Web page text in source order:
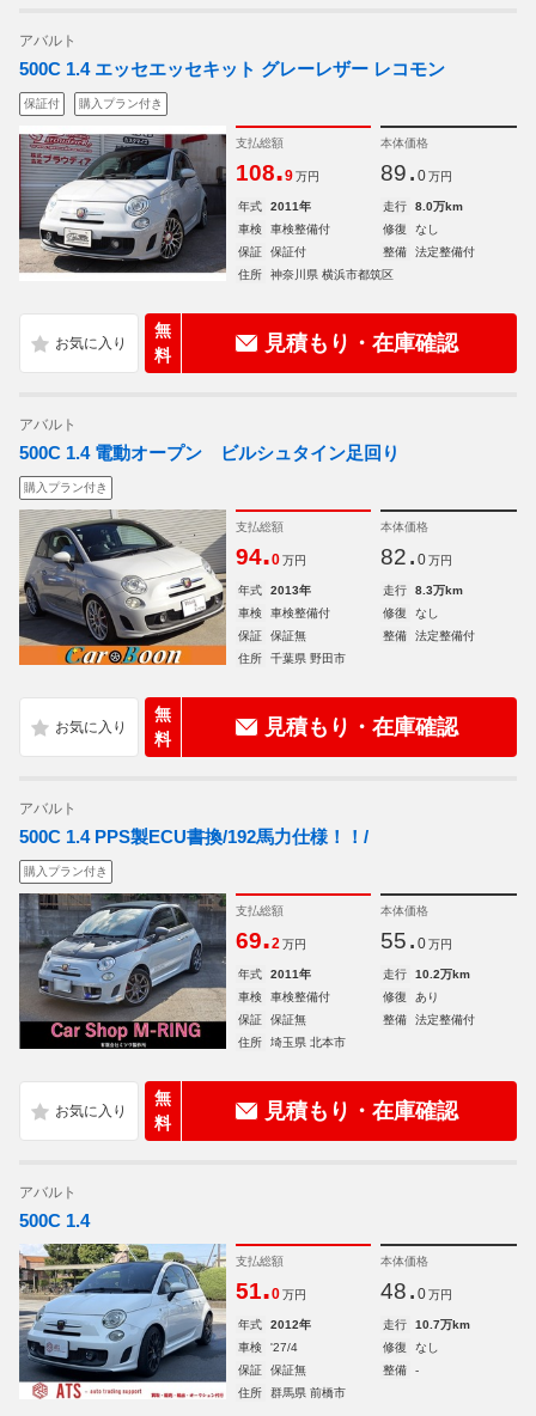
アバルト
500C 1.4 エッセエッセキット グレーレザー レコモン
保証付 購入プラン付き
支払総額
108.9 万円
本体価格
89. 0 万円
年式 2011年 走行
8.0万km
車検
車検整備付 修復
なし
保証
保証付 整備
法定整備付
住所
神奈川県 横浜市都筑区
無
料
見積もり・在庫確認
アバルト
500C 1.4 電動オープン ビルシュタイン足回り
購入プラン付き
支払総額
94.0 万円
本体価格
82. 0 万円
年式 2013年 走行
8.3万km
車検
車検整備付 修復
なし
保証
保証無 整備
法定整備付
住所
千葉県 野田市
無
料
見積もり・在庫確認
アバルト
500C 1.4 PPS製ECU書換/192馬力仕様！！/
購入プラン付き
支払総額
69.2 万円
本体価格
55. 0 万円
年式 2011年 走行
10.2万km
車検
車検整備付 修復
あり
保証
保証無 整備
法定整備付
住所
埼玉県 北本市
無
料
見積もり・在庫確認
アバルト
500C 1.4
支払総額
51.0 万円
本体価格
48. 0 万円
年式 2012年 走行
10.7万km
車検
'27/4 修復
なし
保証
保証無 整備
-
住所
群馬県 前橋市